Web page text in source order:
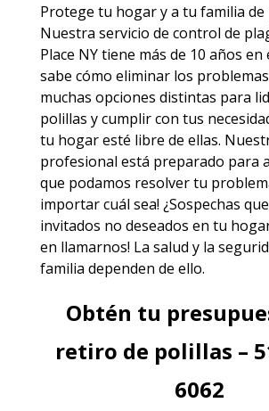
Protege tu hogar y a tu familia de
Nuestra servicio de control de
Place NYtiene más de 10 años en
sabe cómo eliminar los
muchas opciones distintas para
polillas y cumplir con tus
tu hogar esté libre de ellas.
profesional está preparado para
que podamos resolver tu
importar cuál sea! ¿Sospechas
invitados no deseados en tu
en llamarnos! La salud y la
familia dependen de ello.
Obtén tu
retiro de polillas –
6062